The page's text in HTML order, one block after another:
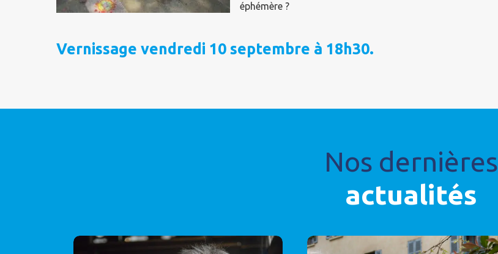
éphémère ?
Vernissage vendredi 10 septembre à 18h30.
Nos dernières
actualités